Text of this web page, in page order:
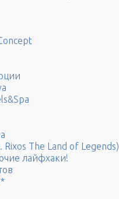
The Land of Legends)
лайфхаки!